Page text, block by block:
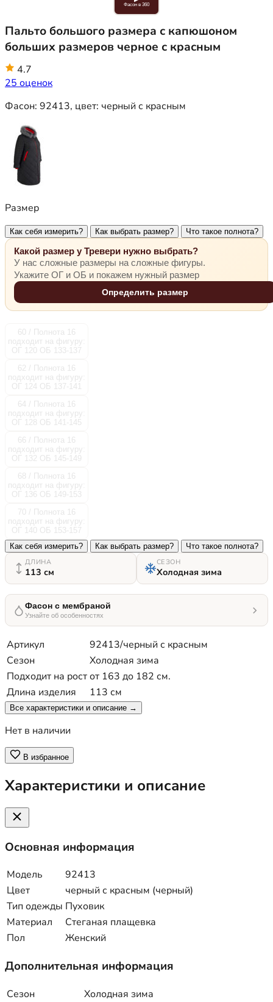
Фасон в 360
Пальто большого размера с капюшоном
больших размеров черное с красным
4.7
25 оценок
Фасон: 92413, цвет: черный с красным
Размер
Как себя измерить? Как выбрать размер? Что такое полнота?
Какой размер у Тревери нужно выбрать?
У нас сложные размеры на сложные фигуры.
Укажите ОГ и ОБ и покажем нужный размер
Определить размер
60 / Полнота 16
подходит на фигуру:
ОГ 120 ОБ 133-137
62 / Полнота 16
подходит на фигуру:
ОГ 124 ОБ 137-141
64 / Полнота 16
подходит на фигуру:
ОГ 128 ОБ 141-145
66 / Полнота 16
подходит на фигуру:
ОГ 132 ОБ 145-149
68 / Полнота 16
подходит на фигуру:
ОГ 136 ОБ 149-153
70 / Полнота 16
подходит на фигуру:
ОГ 140 ОБ 153-157
Как себя измерить?
Как выбрать размер?
Что такое полнота?
ДЛИНА
113 см
СЕЗОН
Холодная зима
Фасон с мембраной
Узнайте об особенностях
Артикул
92413/черный с красным
Сезон
Холодная зима
Подходит на ростот 163 до 182 см.
Длина изделия
113 см
Все характеристики и описание →
Нет в наличии
В избранное
Характеристики и описание
Основная информация
Модель
92413
Цвет
черный с красным (черный)
Тип одежды Пуховик
Материал
Стеганая плащевка
Пол
Женский
Дополнительная информация
Сезон
Холодная зима